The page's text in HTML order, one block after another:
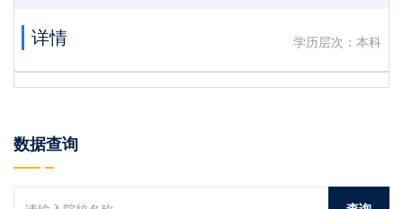
详情 学历层次：本科
数据查询